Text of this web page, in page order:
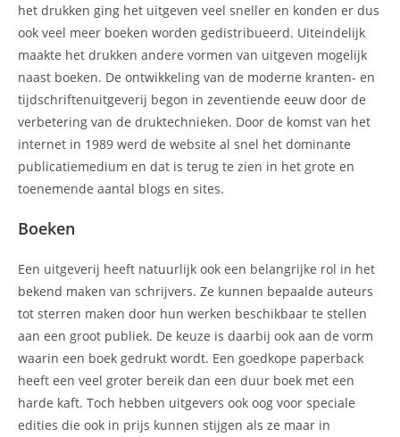
het drukken ging het uitgeven veel sneller en konden er dus
ook veel meer boeken worden gedistribueerd. Uiteindelijk
maakte het drukken andere vormen van uitgeven mogelijk
naast boeken. De ontwikkeling van de moderne kranten- en
tijdschriftenuitgeverij begon in zeventiende eeuw door de
verbetering van de druktechnieken. Door de komst van het
internet in 1989 werd de website al snel het dominante
publicatiemedium en dat is terug te zien in het grote en
toenemende aantal blogs en sites.
Boeken
Een uitgeverij heeft natuurlijk ook een belangrijke rol in het
bekend maken van schrijvers. Ze kunnen bepaalde auteurs
tot sterren maken door hun werken beschikbaar te stellen
aan een groot publiek. De keuze is daarbij ook aan de vorm
waarin een boek gedrukt wordt. Een goedkope paperback
heeft een veel groter bereik dan een duur boek met een
harde kaft. Toch hebben uitgevers ook oog voor speciale
edities die ook in prijs kunnen stijgen als ze maar in